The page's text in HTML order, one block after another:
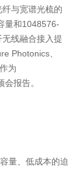
与宽谱光梳的
量和1048576-
线融合接入提
Photonics、
为
报告。
量、低成本的迫